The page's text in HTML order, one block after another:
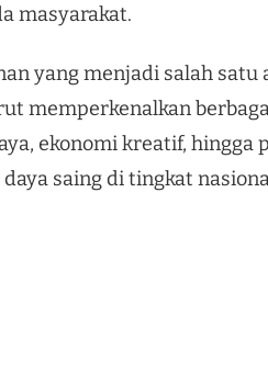
masyarakat.
yang menjadi salah satu
memperkenalkan
ekonomi kreatif, hingga
saing di tingkat